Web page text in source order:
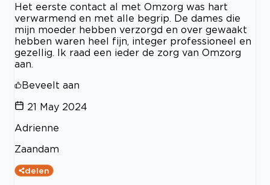
Het eerste contact al met Omzorg was hart
verwarmend en met alle begrip. De dames die
mijn moeder hebben verzorgd en over gewaakt
hebben waren heel fijn, integer professioneel en
gezellig. Ik raad een ieder de zorg van Omzorg
aan.
Beveelt aan
21 May 2024
Adrienne
Zaandam
delen